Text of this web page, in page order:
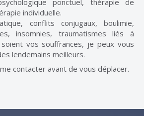
ponctuel, thérapie de
individuelle.
conflits conjugaux, boulimie,
insomnies, traumatismes liés à
soient vos souffrances, je peux vous
lendemains meilleurs.
contacter avant de vous déplacer.